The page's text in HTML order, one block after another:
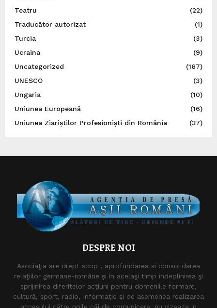
Teatru
(22)
Traducător autorizat
(1)
Turcia
(3)
Ucraina
(9)
Uncategorized
(167)
UNESCO
(3)
Ungaria
(10)
Uniunea Europeană
(16)
Uniunea Ziariștilor Profesioniști din România
(37)
DESPRE NOI
Asociaţia are drept scop , aprofundarea si consolidarea
relaţiilor germane-române şi în acelaşi timp îndeplinirea şi
sprijinirea diferitelor acţiuni pentru domeniile formare,
cultură, sport, radio, Informaţie şi de asemenea realizarea